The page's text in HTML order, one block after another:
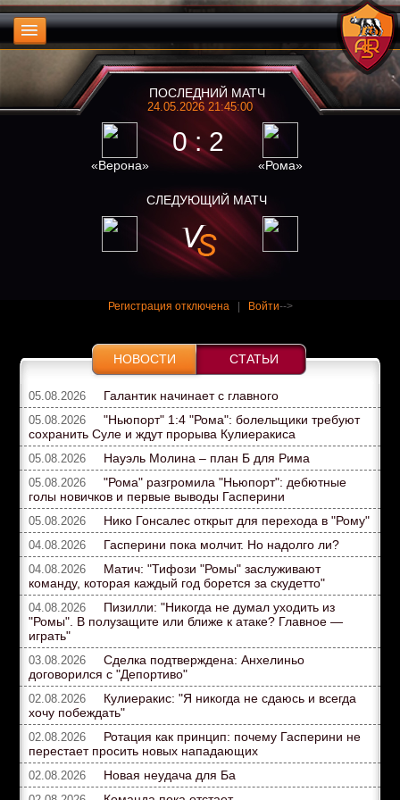
ПОСЛЕДНИЙ МАТЧ
24.05.2026 21:45:00
«Верона» «Рома»
0 : 2
СЛЕДУЮЩИЙ МАТЧ
Регистрация отключена| Войти-->
НОВОСТИ СТАТЬИ
05.08.2026 Галантик начинает с главного
05.08.2026"Ньюпорт" 1:4 "Рома": болельщики требуют
сохранить Суле и ждут прорыва Кулиеракиса
05.08.2026 Науэль Молина – план Б для Рима
05.08.2026"Рома" разгромила "Ньюпорт": дебютные
голы новичков и первые выводы Гасперини
05.08.2026 Нико Гонсалес открыт для перехода в "Рому"
04.08.2026 Гасперини пока молчит. Но надолго ли?
04.08.2026 Матич: "Тифози "Ромы" заслуживают
команду, которая каждый год борется за скудетто"
04.08.2026 Пизилли: "Никогда не думал уходить из
"Ромы". В полузащите или ближе к атаке? Главное —
играть"
03.08.2026Сделка подтверждена: Анхелиньо
договорился с "Депортиво"
02.08.2026 Кулиеракис: "Я никогда не сдаюсь и всегда
хочу побеждать"
02.08.2026 Ротация как принцип: почему Гасперини не
перестает просить новых нападающих
02.08.2026 Новая неудача для Ба